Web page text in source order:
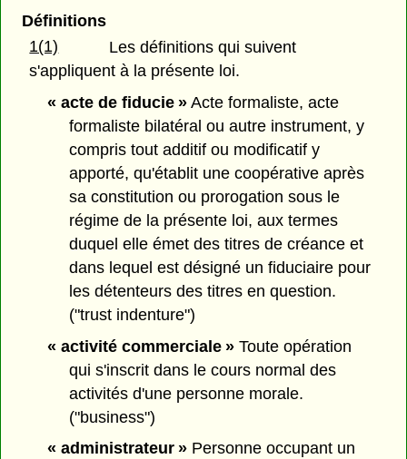
Définitions
1(1)
Les définitions qui suivent
s'appliquent à la présente loi.
« acte de fiducie »Acte formaliste, acte
formaliste bilatéral ou autre instrument, y
compris tout additif ou modificatif y
apporté, qu'établit une coopérative après
sa constitution ou prorogation sous le
régime de la présente loi, aux termes
duquel elle émet des titres de créance et
dans lequel est désigné un fiduciaire pour
les détenteurs des titres en question.
("trust indenture")
« activité commerciale »Toute opération
qui s'inscrit dans le cours normal des
activités d'une personne morale.
("business")
« administrateur »Personne occupant un